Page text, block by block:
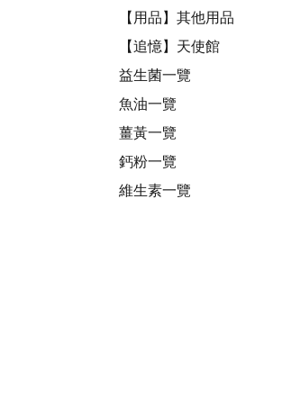
【用品】其他用品
【追憶】天使館
益生菌一覽
魚油一覽
薑黃一覽
鈣粉一覽
維生素一覽